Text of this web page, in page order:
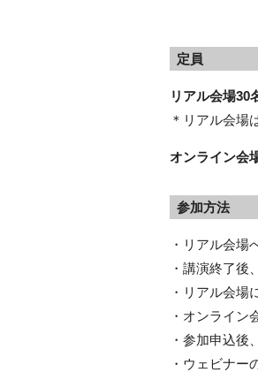
定員
リアル会場30
＊リアル会場
オンライン会
参加方法
・リアル会場
・講演終了後
・リアル会場
・オンライン
・参加申込後
・ウェビナー